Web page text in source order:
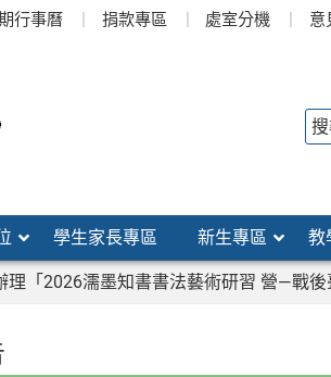
行事曆 捐款專區 處室分機 意
學生家長專區 新生專區 教
理「2026濡墨知書書法藝術研習 營—戰